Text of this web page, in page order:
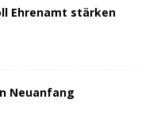
Ehrenamt stärken
Neuanfang